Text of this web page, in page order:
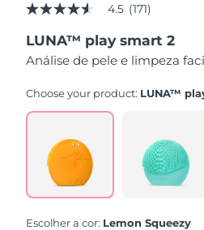
4.5
of
5
stars,
rating
Read
Reviews.
Same
page
link.
4.5 (171)
LUNA™ play smart 2
Análise de pele e limpeza
Choose your product: LUNA™
Escolher a cor: Lemon Squeezy